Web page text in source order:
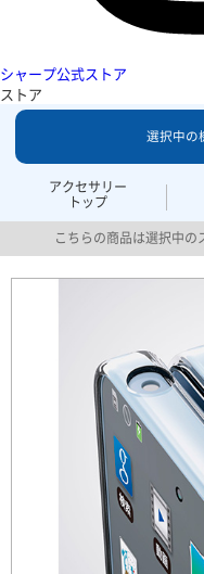
シャープ公式ストア
ストア
アクセサリー
トップ
選択中の
こちらの商品は選択中の